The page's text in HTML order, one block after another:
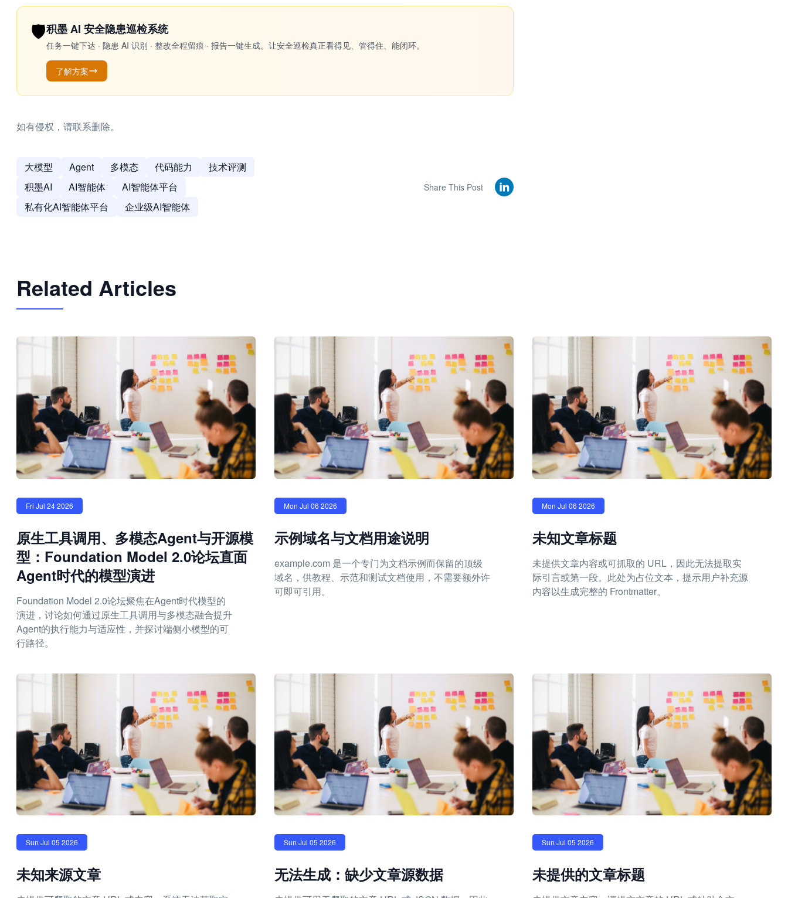
🛡️积墨 AI 安全隐患巡检系统
任务一键下达 · 隐患 AI 识别 · 整改全程留痕 · 报告一键生成。让安全巡检真正看得见、管得住、能闭环。
了解方案
如有侵权，请联系删除。
大模型 Agent 多模态 代码能力
技术评测
积墨AI
AI智能体
AI智能体平台
私有化AI智能体平台
企业级AI智能体
Share This Post
Related Articles
Fri Jul 24 2026
原生工具调用、多模态Agent与开源模
型：Foundation Model 2.0论坛直面
Agent时代的模型演进
Foundation Model 2.0论坛聚焦在Agent时代模型的
演进，讨论如何通过原生工具调用与多模态融合提升
Agent的执行能力与适应性，并探讨端侧小模型的可
行路径。
Mon Jul 06 2026
示例域名与文档用途说明
example.com 是一个专门为文档示例而保留的顶级
域名，供教程、示范和测试文档使用，不需要额外许
可即可引用。
Mon Jul 06 2026
未知文章标题
未提供文章内容或可抓取的 URL，因此无法提取实
际引言或第一段。此处为占位文本，提示用户补充源
内容以生成完整的 Frontmatter。
Sun Jul 05 2026
未知来源文章
Sun Jul 05 2026
无法生成：缺少文章源数据
Sun Jul 05 2026
未提供的文章标题